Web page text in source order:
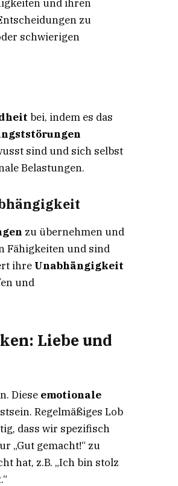
und ihren
zu
schwierigen
bei, indem es das
sind und sich selbst
Belastungen.
zu übernehmen und
Fähigkeiten und sind
ihre Unabhängigkeit
und
Liebe und
Diese emotionale
Regelmäßiges Lob
dass wir spezifisch
„Gut gemacht!“ zu
hat, z.B. „Ich bin stolz